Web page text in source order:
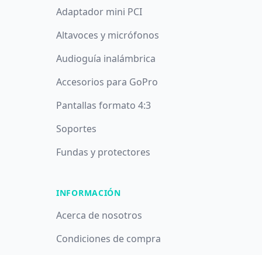
Adaptador mini PCI
Altavoces y micrófonos
Audioguía inalámbrica
Accesorios para GoPro
Pantallas formato 4:3
Soportes
Fundas y protectores
INFORMACIÓN
Acerca de nosotros
Condiciones de compra